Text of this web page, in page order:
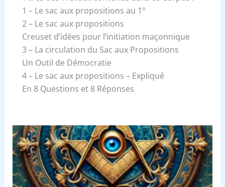
1 – Le sac aux propositions au 1°
2 – Le sac aux propositions
Creuset d’idées pour l’initiation maçonnique
3 – La circulation du Sac aux Propositions
Un Outil de Démocratie
4 – Le sac aux propositions – Expliqué
En 8 Questions et 8 Réponses